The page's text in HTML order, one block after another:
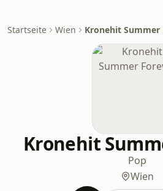
Startseite Wien Kronehit Summer
Kronehit
Pop
Wien